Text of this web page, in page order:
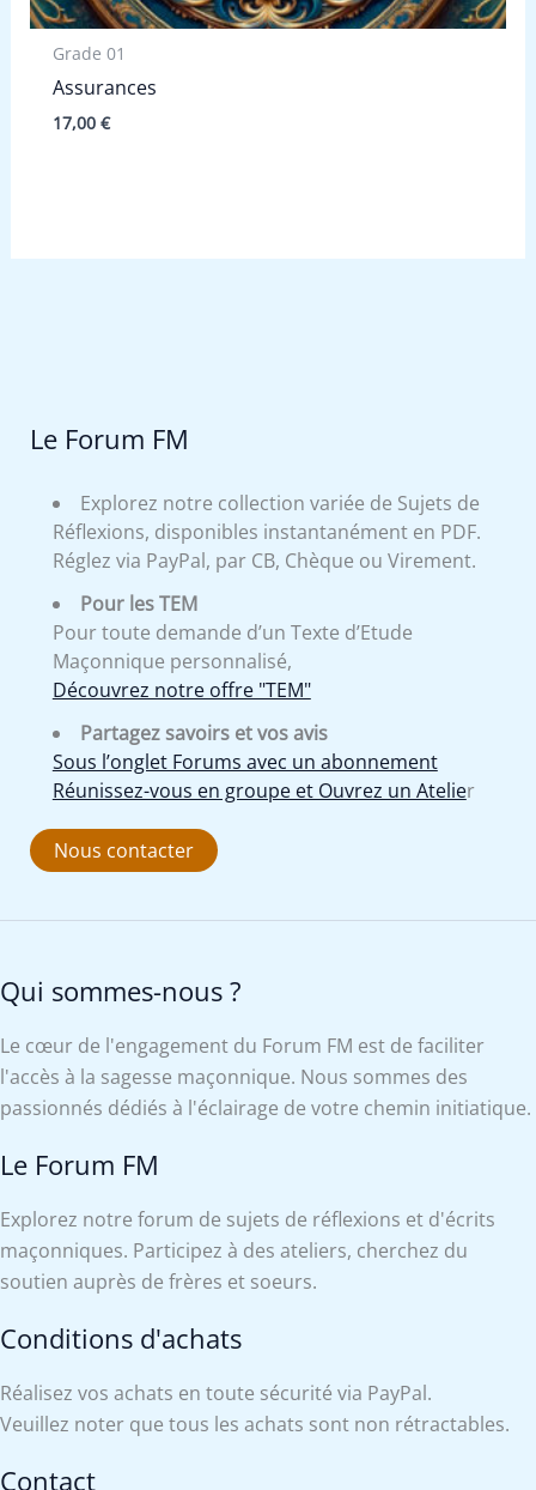
Grade 01
Assurances
17,00 €
Le Forum FM
Explorez notre collection variée de Sujets de
Réflexions, disponibles instantanément en PDF.
Réglez via PayPal, par CB, Chèque ou Virement.
Pour les TEM
Pour toute demande d’un Texte d’Etude
Maçonnique personnalisé,
Découvrez notre offre "TEM"
Partagez savoirs et vos avis
Sous l’onglet Forums avec un abonnement
Réunissez-vous en groupe et Ouvrez un Atelier
Nous contacter
Qui sommes-nous ?
Le cœur de l'engagement du Forum FM est de faciliter
l'accès à la sagesse maçonnique. Nous sommes des
passionnés dédiés à l'éclairage de votre chemin initiatique.
Le Forum FM
Explorez notre forum de sujets de réflexions et d'écrits
maçonniques. Participez à des ateliers, cherchez du
soutien auprès de frères et soeurs.
Conditions d'achats
Réalisez vos achats en toute sécurité via PayPal.
Veuillez noter que tous les achats sont non rétractables.
Contact